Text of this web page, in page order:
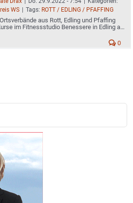
WS | Tags: ROTT / EDLING / PFAFFING
aus Rott, Edling und Pfaffing
im Fitnessstudio Benessere in Edling an
0